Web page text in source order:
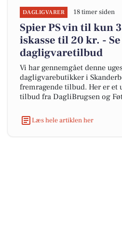
DAGLIGVARER 18 timer siden
Spier PS vin til kun
iskasse til 20 kr. -
dagligvaretilbud
Vi har gennemgået denne
dagligvarebutikker i
fremragende tilbud. Her er et
tilbud fra DagliBrugsen og
Læs hele artiklen her